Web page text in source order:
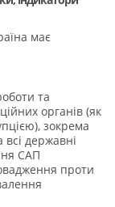
має
та
органів (як
зокрема
державні
САП
проти